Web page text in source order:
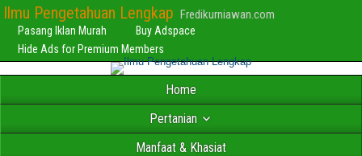
Ilmu Pengetahuan Lengkap Fredikurniawan.com
Pasang Iklan Murah
Buy Adspace
Hide Ads for Premium Members
Home
Pertanian
Manfaat & Khasiat